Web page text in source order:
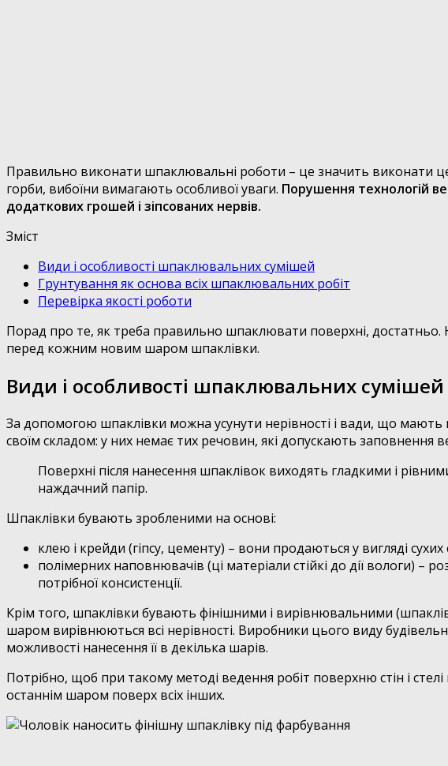
Правильно виконати шпаклювальні роботи – це значить виконати
горби, вибоїни вимагають особливої уваги. Порушення технологій
додаткових грошей і зіпсованих нервів.
Зміст
Види і особливості шпаклювальних сумішей
Грунтування як основа всіх шпаклювальних робіт
Перевірка якості роботи
Порад про те, як треба правильно шпаклювати поверхні, достатньо.
перед кожним новим шаром шпаклівки.
Види і особливості шпаклювальних сумішей
За допомогою шпаклівки можна усунути нерівності і вади, що мають
своїм складом: у них немає тих речовин, які допускають заповнення
Поверхні після нанесення шпаклівок виходять гладкими і
наждачний папір.
Шпаклівки бувають зробленими на основі:
клею і крейди (гіпсу, цементу) – вони продаються у вигляді
полімерних наповнювачів (ці матеріали стійкі до дії вологи)
потрібної консистенції.
Крім того, шпаклівки бувають фінішними і вирівнювальними
шаром вирівнюються всі нерівності. Виробники цього виду
можливості нанесення її в декілька шарів.
Потрібно, щоб при такому методі ведення робіт поверхню стін і
останнім шаром поверх всіх інших.